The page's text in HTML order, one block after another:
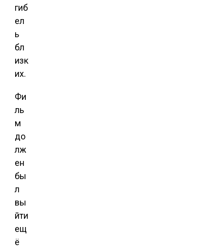
гиб
ел
ь
бл
изк
их.
Фи
ль
м
до
лж
ен
бы
л
вы
йти
ещ
ё